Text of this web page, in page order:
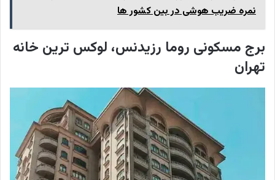
نمره ضریب هوشی در بین کشور ها
برج مسکونی روما رزیدنس، لوکس ترین خانه
تهران